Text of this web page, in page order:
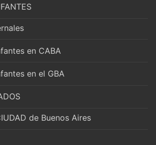
en CABA
en el GBA
de Buenos Aires